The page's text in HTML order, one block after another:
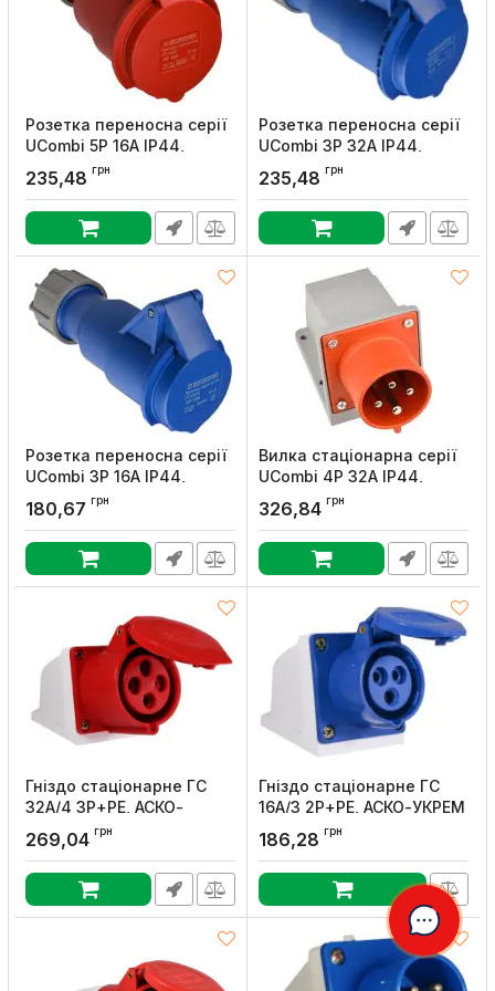
Розетка переносна серії
UСombi 5P 16A IP44,
АСКО-УКРЕМ
Артикул:
235,48 грн
Розетка переносна серії
UСombi 3P 32A IP44,
АСКО-УКРЕМ
Артикул:
235,48 грн
Розетка переносна серії
UСombi 3P 16A IP44,
АСКО-УКРЕМ
Артикул:
180,67 грн
Вилка стаціонарна серії
UСombi 4P 32A IP44,
АСКО-УКРЕМ
Артикул:
326,84 грн
Гніздо стаціонарне ГC
32А/4 3Р+РЕ, АСКО-
Артикул:
269,04 грн
Гніздо стаціонарне ГС
16А/3 2Р+РЕ, АСКО-УКРЕМ
Артикул:A0080040001
186,28 грн